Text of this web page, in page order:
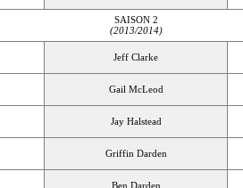
SAISON 2
(2013/2014)
Jeff Clarke
Gail McLeod
Jay Halstead
Griffin Darden
Ben Darden